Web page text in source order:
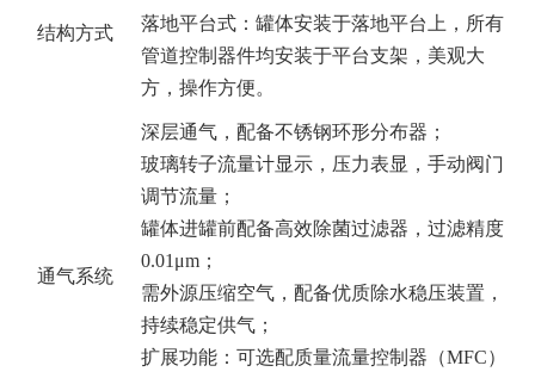
结构方式
落地平台式：罐体安装于落地平台上，所有
管道控制器件均安装于平台支架，美观大
方，操作方便。
通气系统
深层通气，配备不锈钢环形分布器；
玻璃转子流量计显示，压力表显，手动阀门
调节流量；
罐体进罐前配备高效除菌过滤器，过滤精度
0.01μm；
需外源压缩空气，配备优质除水稳压装置，
持续稳定供气；
扩展功能：可选配质量流量控制器（MFC）